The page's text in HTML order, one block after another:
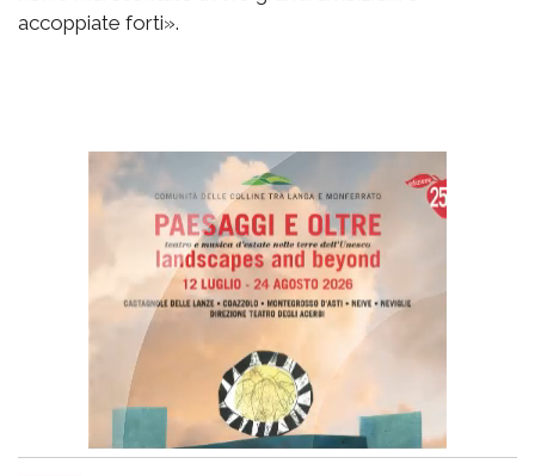
accoppiate forti».